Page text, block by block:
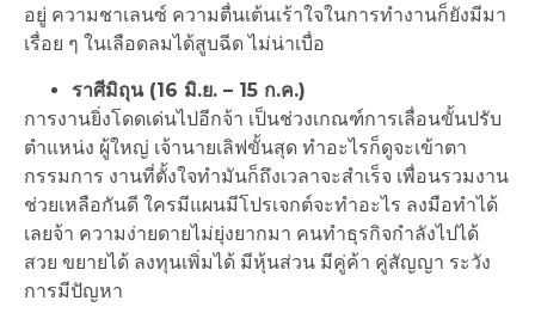
อยู่ ความชาเลนซ์ ความตื่นเต้นเร้าใจในการทำงานก็ยังมีมา
เรื่อย ๆ ในเลือดลมได้สูบฉีด ไม่น่าเบื่อ
ราศีมิถุน (16 มิ.ย. – 15 ก.ค.)
การงานยิ่งโดดเด่นไปอีกจ้า เป็นช่วงเกณฑ์การเลื่อนขั้นปรับ
ตำแหน่ง ผู้ใหญ่ เจ้านายเลิฟขั้นสุด ทำอะไรก็ดูจะเข้าตา
กรรมการ งานที่ตั้งใจทำมันก็ถึงเวลาจะสำเร็จ เพื่อนรวมงาน
ช่วยเหลือกันดี ใครมีแผนมีโปรเจกต์จะทำอะไร ลงมือทำได้
เลยจ้า ความง่ายดายไม่ยุ่งยากมา คนทำธุรกิจกำลังไปได้
สวย ขยายได้ ลงทุนเพิ่มได้ มีหุ้นส่วน มีคู่ค้า คู่สัญญา ระวัง
การมีปัญหา